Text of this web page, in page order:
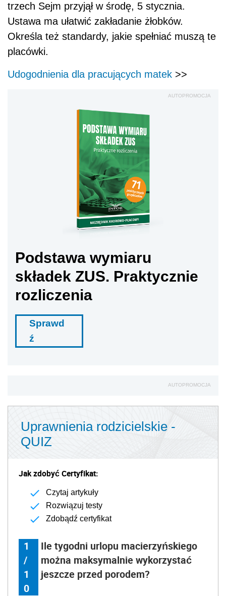
trzech Sejm przyjął w środę, 5 stycznia.
Ustawa ma ułatwić zakładanie żłobków.
Określa też standardy, jakie spełniać muszą te
placówki.
Udogodnienia dla pracujących matek >>
AUTOPROMOCJA
Podstawa wymiaru
składek ZUS. Praktycznie
rozliczenia
Sprawd
ź
AUTOPROMOCJA
Uprawnienia rodzicielskie -
QUIZ
Jak zdobyć Certyfikat:
Czytaj artykuły
Rozwiązuj testy
Zdobądź certyfikat
1
/
1
0
Ile tygodni urlopu macierzyńskiego
można maksymalnie wykorzystać
jeszcze przed porodem?